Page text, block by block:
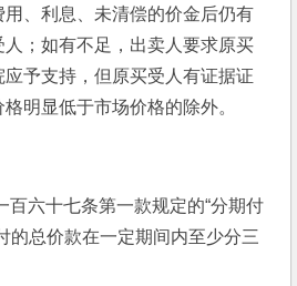
、利息、未清偿的价金后仍有
；如有不足，出卖人要求原买
予支持，但原买受人有证据证
明显低于市场价格的除外。
百六十七条第一款规定的“分期付
的总价款在一定期间内至少分三